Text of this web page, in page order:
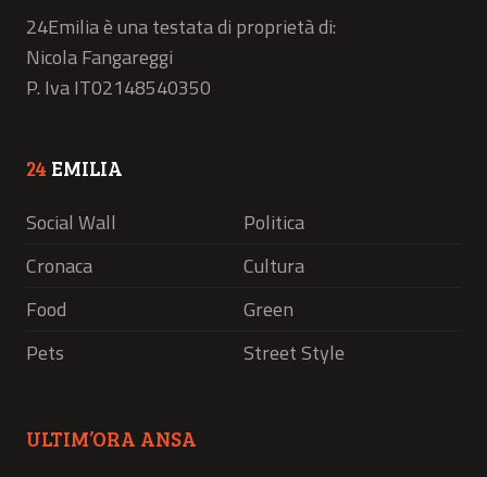
24Emilia è una testata di proprietà di:
Nicola Fangareggi
P. Iva IT02148540350
24 EMILIA
Social Wall
Politica
Cronaca
Cultura
Food
Green
Pets
Street Style
ULTIM’ORA ANSA